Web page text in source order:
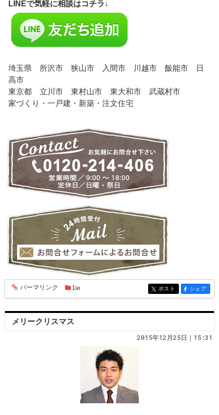
LINEで気軽に相談はコチラ↓
埼玉県 所沢市 狭山市 入間市 川越市 飯能市 日
高市
東京都 立川市 東村山市 東大和市 武蔵村市
家づくり・一戸建・新築・注文住宅
entry1820
パーマリンク 1ie entry1820
ポスト entry1820
シェア
メリークリスマス
2015年12月25日｜15:31